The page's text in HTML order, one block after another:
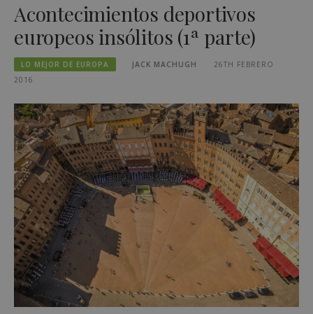
Acontecimientos deportivos
europeos insólitos (1ª parte)
LO MEJOR DE EUROPA JACK MACHUGH
26TH FEBRERO
2016